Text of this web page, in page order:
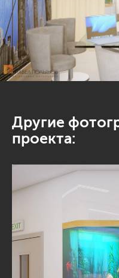
Другие
проекта: